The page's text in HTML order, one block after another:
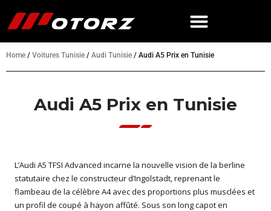
Home / Voitures Tunisie / Audi Tunisie / Audi A5 Prix en Tunisie
Audi A5 Prix en Tunisie
L’Audi A5 TFSI Advanced incarne la nouvelle vision de la berline
statutaire chez le constructeur d’Ingolstadt, reprenant le
flambeau de la célèbre A4 avec des proportions plus musclées et
un profil de coupé à hayon affûté. Sous son long capot en